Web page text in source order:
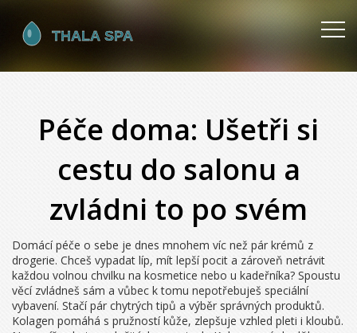
Péče doma: Ušetři si
cestu do salonu a
zvládni to po svém
Domácí péče o sebe je dnes mnohem víc než pár krémů z
drogerie. Chceš vypadat líp, mít lepší pocit a zároveň netrávit
každou volnou chvilku na kosmetice nebo u kadeřníka? Spoustu
věcí zvládneš sám a vůbec k tomu nepotřebuješ speciální
vybavení. Stačí pár chytrých tipů a výběr správných produktů.
Kolagen pomáhá s pružností kůže, zlepšuje vzhled pleti i kloubů.